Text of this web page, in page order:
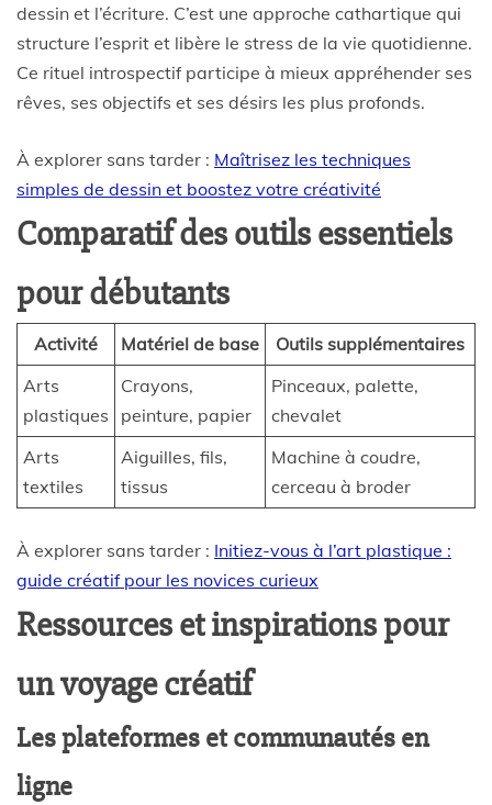
dessin et l’écriture. C’est une approche cathartique qui
structure l’esprit et libère le stress de la vie quotidienne.
Ce rituel introspectif participe à mieux appréhender ses
rêves, ses objectifs et ses désirs les plus profonds.
À explorer sans tarder : Maîtrisez les techniques
simples de dessin et boostez votre créativité
Comparatif des outils essentiels
pour débutants
Activité Matériel de base
Outils supplémentaires
Arts
plastiques
Crayons,
peinture, papier
Pinceaux, palette,
chevalet
Arts
textiles
Aiguilles, fils,
tissus
Machine à coudre,
cerceau à broder
À explorer sans tarder : Initiez-vous à l’art plastique :
guide créatif pour les novices curieux
Ressources et inspirations pour
un voyage créatif
Les plateformes et communautés en
ligne